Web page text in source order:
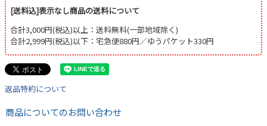
[送料込]表示なし商品の送料について
合計3,000円(税込)以上：送料無料(一部地域除く)
合計2,999円(税込)以下：宅急便880円／ゆうパケット330円
返品特約について
商品についてのお問い合わせ